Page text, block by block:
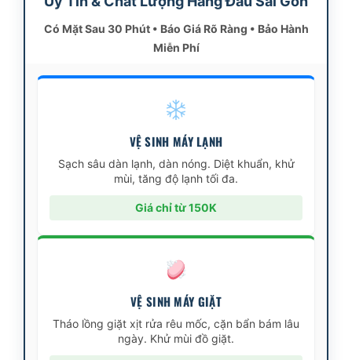
Có Mặt Sau 30 Phút • Báo Giá Rõ Ràng • Bảo Hành
Miễn Phí
VỆ SINH MÁY LẠNH
Sạch sâu dàn lạnh, dàn nóng. Diệt khuẩn, khử
mùi, tăng độ lạnh tối đa.
Giá chỉ từ 150K
VỆ SINH MÁY GIẶT
Tháo lồng giặt xịt rửa rêu mốc, cặn bẩn bám lâu
ngày. Khử mùi đồ giặt.